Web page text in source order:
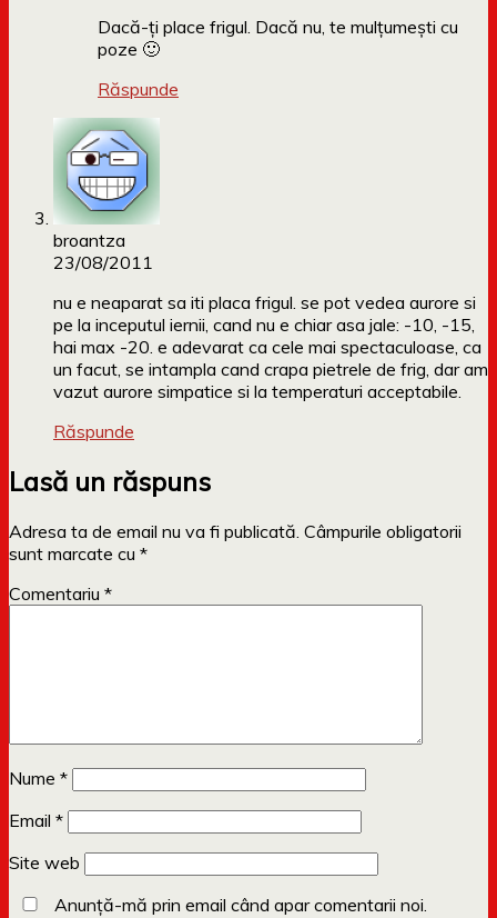
Dacă-ți place frigul. Dacă nu, te mulțumești cu
poze 🙂
Răspunde
broantza
23/08/2011
nu e neaparat sa iti placa frigul. se pot vedea aurore si
pe la inceputul iernii, cand nu e chiar asa jale: -10, -15,
hai max -20. e adevarat ca cele mai spectaculoase, ca
un facut, se intampla cand crapa pietrele de frig, dar am
vazut aurore simpatice si la temperaturi acceptabile.
Răspunde
Lasă un răspuns
Adresa ta de email nu va fi publicată. Câmpurile obligatorii
sunt marcate cu *
Comentariu *
Nume *
Email *
Site web
Anunță-mă prin email când apar comentarii noi.